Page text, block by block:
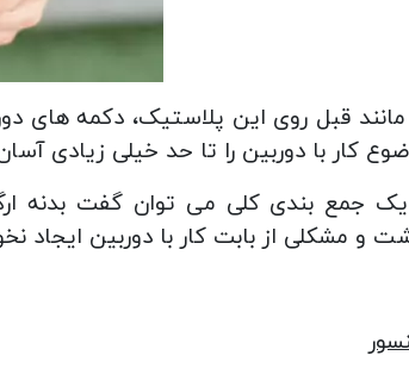
قبل روی این پلاستیک، دکمه های
کار با دوربین را تا حد خیلی زیادی
و مشکلی از بابت کار با دوربین ایجاد